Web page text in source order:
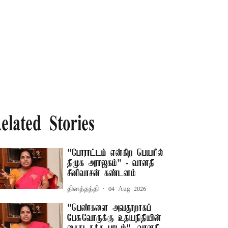
Stories
"போராட்டம் என்கிற பெயரில்
திமுக அராஜகம்" - வானதி
சீனிவாசன் கண்டனம்
தினத்தந்தி 04 Aug 2026
"பெண்களை அவதூறாகப்
பேசுவோருக்கு உதயநிதியின்